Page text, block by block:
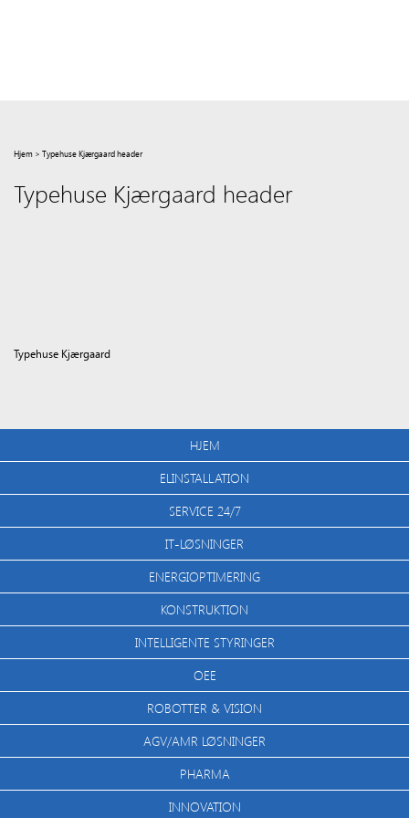
Hjem > Typehuse Kjærgaard header
Typehuse Kjærgaard header
Typehuse Kjærgaard
HJEM
ELINSTALLATION
SERVICE 24/7
IT-LØSNINGER
ENERGIOPTIMERING
KONSTRUKTION
INTELLIGENTE STYRINGER
OEE
ROBOTTER & VISION
AGV/AMR LØSNINGER
PHARMA
INNOVATION